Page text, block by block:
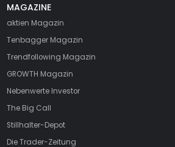
MAGAZINE
aktien Magazin
Tenbagger Magazin
Trendfollowing Magazin
GROWTH Magazin
Nebenwerte Investor
The Big Call
Stillhalter-Depot
Die Trader-Zeitung